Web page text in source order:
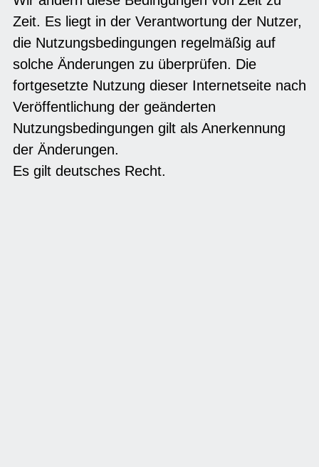
Zeit. Es liegt in der Verantwortung der Nutzer,
die Nutzungsbedingungen regelmäßig auf
solche Änderungen zu überprüfen. Die
fortgesetzte Nutzung dieser Internetseite nach
Veröffentlichung der geänderten
Nutzungsbedingungen gilt als Anerkennung
der Änderungen.
Es gilt deutsches Recht.